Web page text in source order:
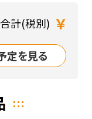
計(税別) ￥
定を見る